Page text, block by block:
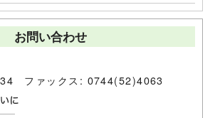
お問い合わせ
ファックス: 0744(52)4063